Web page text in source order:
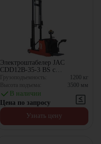
Электроштабелер JAC
CDD12B-35-3 BS с
противовесом
Грузоподъемность: 1200 кг
Высота подъема:
3500 мм
В наличии
Цена по запросу
Узнать цену